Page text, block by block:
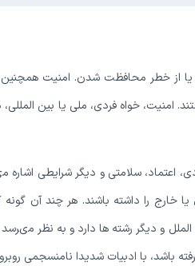
از خطر محافظت شدن. امنیت همچنین
امنیت، خواه فردى، ملى یا بین
اعتماد، سلامتى و دیگر شرایطى اشاره
و دیگر رشته ‏ها دارد و به نظر
باشد، با ادبیات شدیدا نامنسجمى